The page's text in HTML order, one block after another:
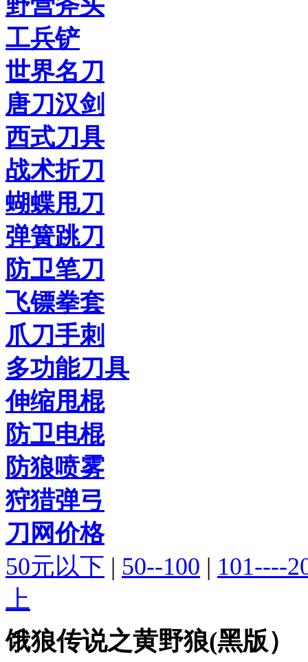
工兵铲
世界名刀
唐刀汉剑
西式刀具
战术折刀
蝴蝶甩刀
弹簧跳刀
防卫笔刀
飞镖拳套
爪刀手刺
多功能刀具
伸缩甩棍
防卫电棍
防狼喷雾
狩猎弹弓
刀网价格
50元以下 | 50--100 | 101----
上
饿狼传说之黄野狼(黑版）